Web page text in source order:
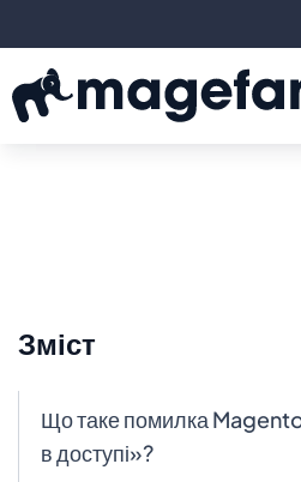
Зміст
Що таке помилка
в доступі»?